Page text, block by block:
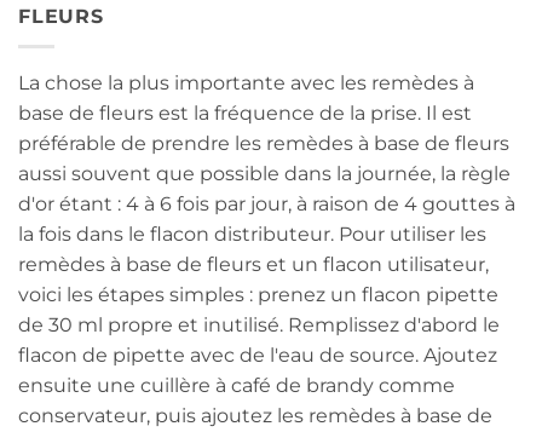
FLEURS
La chose la plus importante avec les remèdes à
base de fleurs est la fréquence de la prise. Il est
préférable de prendre les remèdes à base de fleurs
aussi souvent que possible dans la journée, la règle
d'or étant : 4 à 6 fois par jour, à raison de 4 gouttes à
la fois dans le flacon distributeur. Pour utiliser les
remèdes à base de fleurs et un flacon utilisateur,
voici les étapes simples : prenez un flacon pipette
de 30 ml propre et inutilisé. Remplissez d'abord le
flacon de pipette avec de l'eau de source. Ajoutez
ensuite une cuillère à café de brandy comme
conservateur, puis ajoutez les remèdes à base de